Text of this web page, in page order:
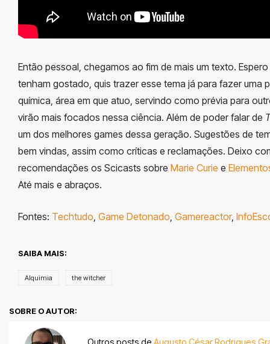
Então pessoal, chegamos ao fim de mais um texto. Espero
tenham gostado, quis trazer esse tema já para fazer uma
química, área em que atuo, servindo como prévia para
virão mais focados nessa ciência. Além de poder falar de
um dos melhores games dessa geração. Sugestões de
bem vindas, assim como críticas e reclamações. Deixo
recomendações os Scicasts sobre Marie Curie e
Até mais e abraços.
Fontes: Techtudo, Game Detonado, Gamereactor,
SAIBA MAIS:
Alquimia the witcher
SOBRE O AUTOR:
Outros posts de Augusto César Rodrigues